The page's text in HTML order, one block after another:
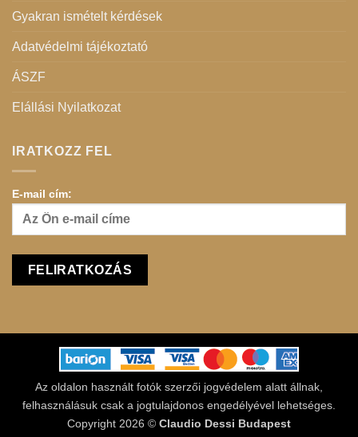
Gyakran ismételt kérdések
Adatvédelmi tájékoztató
ÁSZF
Elállási Nyilatkozat
IRATKOZZ FEL
E-mail cím:
Az oldalon használt fotók szerzői jogvédelem alatt állnak,
felhasználásuk csak a jogtulajdonos engedélyével lehetséges.
Copyright 2026 © Claudio Dessi Budapest